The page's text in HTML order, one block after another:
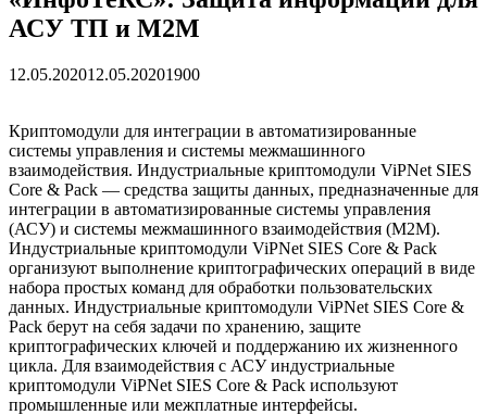
АСУ ТП и М2М
12.05.202012.05.20201900
Криптомодули для интеграции в автоматизированные
системы управления и системы межмашинного
взаимодействия. Индустриальные криптомодули ViPNet SIES
Core & Pack — средства защиты данных, предназначенные для
интеграции в автоматизированные системы управления
(АСУ) и системы межмашинного взаимодействия (М2М).
Индустриальные криптомодули ViPNet SIES Core & Pack
организуют выполнение криптографических операций в виде
набора простых команд для обработки пользовательских
данных. Индустриальные криптомодули ViPNet SIES Core &
Pack берут на себя задачи по хранению, защите
криптографических ключей и поддержанию их жизненного
цикла. Для взаимодействия с АСУ индустриальные
криптомодули ViPNet SIES Core & Pack используют
промышленные или межплатные интерфейсы.